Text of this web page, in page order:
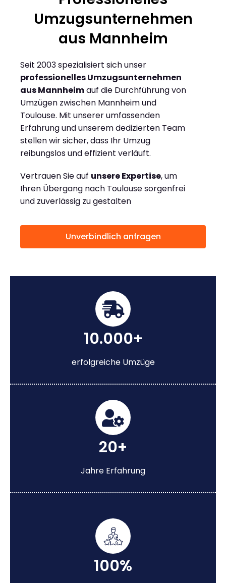
Umzugsunternehmen
aus Mannheim
Seit 2003 spezialisiert sich unser
professionelles Umzugsunternehmen
aus Mannheimauf die Durchführung von
Umzügen zwischen Mannheim und
Toulouse. Mit unserer umfassenden
Erfahrung und unserem dedizierten Team
stellen wir sicher, dass Ihr Umzug
reibungslos und effizient verläuft.
Vertrauen Sie auf unsere Expertise, um
Ihren Übergang nach Toulouse sorgenfrei
und zuverlässig zu gestalten
Unverbindlich anfragen
10.000+
erfolgreiche Umzüge
20+
Jahre Erfahrung
100%